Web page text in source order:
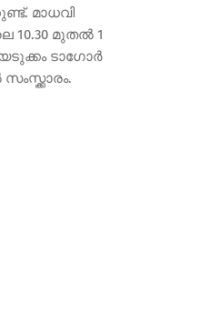
മാധവി
10.30 മുതൽ 1
ടാഗോർ